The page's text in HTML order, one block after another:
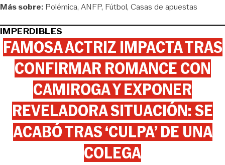
Más sobre: Polémica ANFP Fútbol Casas de apuestas
IMPERDIBLES
FAMOSA ACTRIZ IMPACTA TRAS
CONFIRMAR ROMANCE CON
CAMIROGA Y EXPONER
REVELADORA SITUACIÓN: SE
ACABÓ TRAS ‘CULPA’ DE UNA
COLEGA